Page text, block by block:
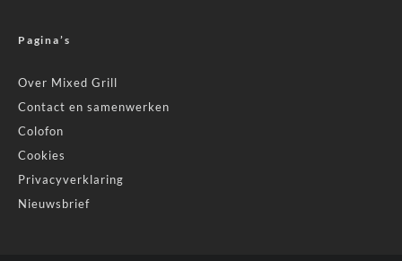
Pagina’s
Over Mixed Grill
Contact en samenwerken
Colofon
Cookies
Privacyverklaring
Nieuwsbrief